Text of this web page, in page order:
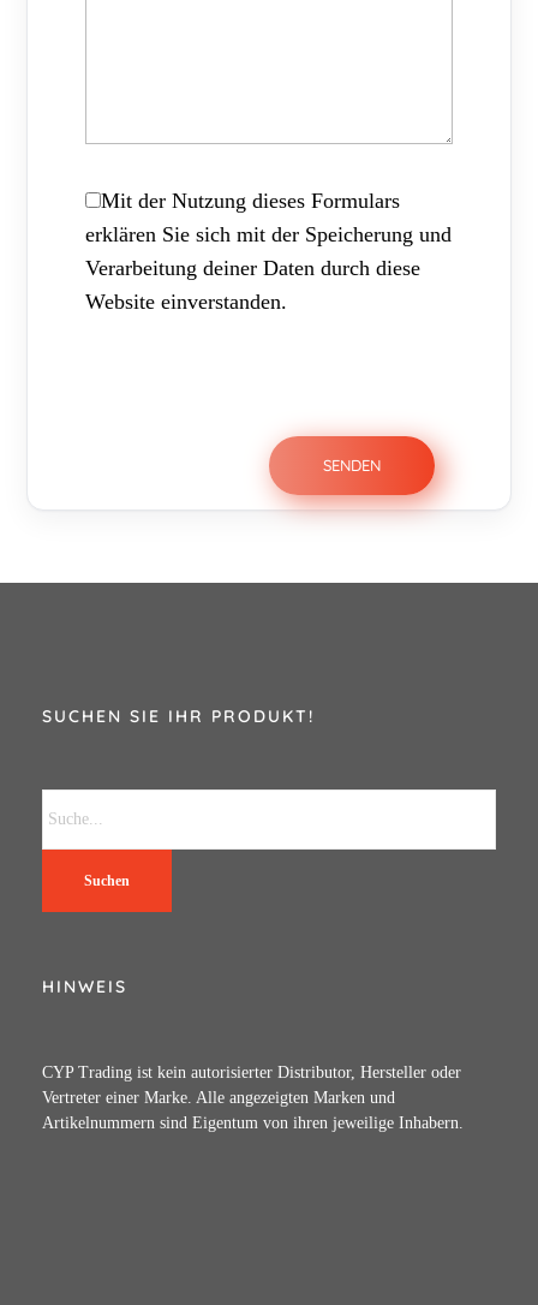
Mit der Nutzung dieses Formulars
erklären Sie sich mit der Speicherung und
Verarbeitung deiner Daten durch diese
Website einverstanden.
SUCHEN SIE IHR PRODUKT!
Suchen
HINWEIS
CYP Trading ist kein autorisierter Distributor, Hersteller oder
Vertreter einer Marke. Alle angezeigten Marken und
Artikelnummern sind Eigentum von ihren jeweilige Inhabern.